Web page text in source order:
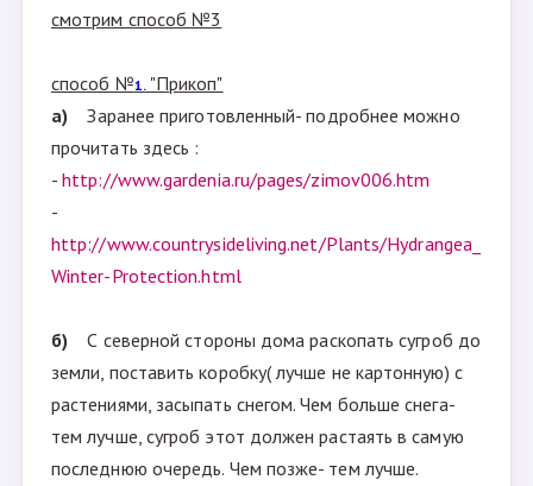
смотрим способ №3
способ №1. "Прикоп"
а)
Заранее приготовленный- подробнее можно
прочитать здесь :
-http://www.gardenia.ru/pages/zimov006.htm
-
http://www.countrysideliving.net/Plants/Hydrangea_
Winter-Protection.html
б)
С северной стороны дома раскопать сугроб до
земли, поставить коробку( лучше не картонную) с
растениями, засыпать снегом. Чем больше снега-
тем лучше, сугроб этот должен растаять в самую
последнюю очередь. Чем позже- тем лучше.